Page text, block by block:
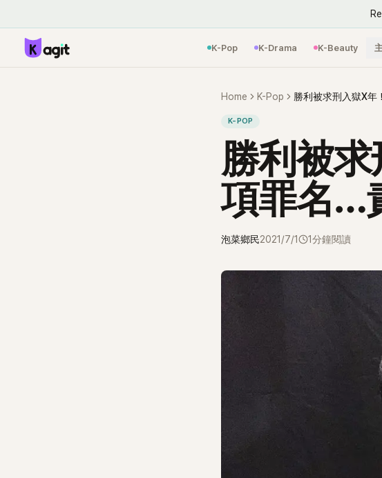
K-Pop K-Drama K-Beauty
Home K-Pop 勝利被求刑入獄X年
K-POP
勝利被
項罪名…
泡菜鄉民2021/7/1 1分鐘閱讀